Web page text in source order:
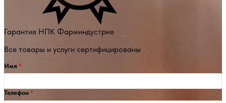
Гарантия НПК Фарминдустрия
Все товары и услуги сертифицированы
Имя
Телефон